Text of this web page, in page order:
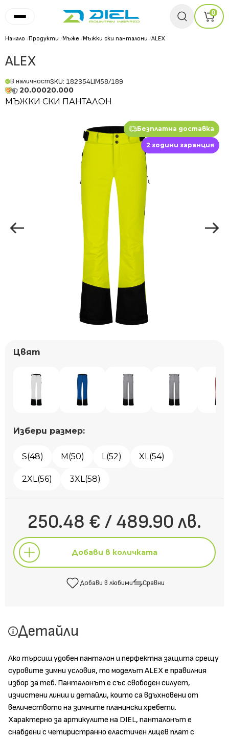
0
Начало /Продукти /Мъже /Мъжки ски панталони /ALEX
ALEX
В наличностSKU: 182354LIM58/189
20.00020.000
МЪЖКИ СКИ ПАНТАЛОН
Безплатна доставка
2 години гаранция
Цвят
Избери размер:
S(48) M(50) L(52) XL(54)
2XL(56) 3XL(58)
250.48 € / 489.90 лв.
Добави в количката
Добави в любими Сравни
Детайли
Ако търсиш удобен панталон и перфектна защита срещу
суровите зимни условия, то моделът ALEX е правилния
избор за теб. Панталонът е със свободен силует,
изчистени линии и детайли, които са вдъхновени от
величеството на зимните планински хребети.
Характерно за артикулите на DIEL, панталонът е
снабдени с четиристранно еластичен лицев плат с